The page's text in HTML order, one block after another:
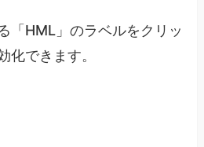
「HML」のラベルをクリッ
化できます。